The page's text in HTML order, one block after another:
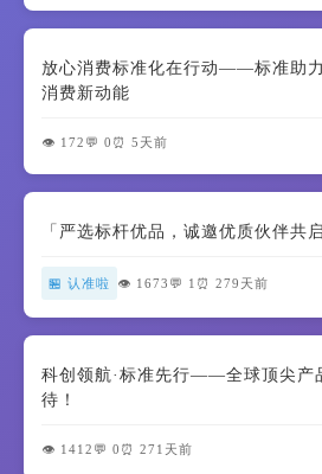
放心消费标准化在行动——标准助
消费新动能
👁️ 172 💬 0 ⏰ 5天前
「严选标杆优品，诚邀优质伙伴共
🏪 认准啦 👁️ 1673 💬 1 ⏰ 279天前
科创领航·标准先行——全球顶尖产
待！
👁️ 1412 💬 0 ⏰ 271天前